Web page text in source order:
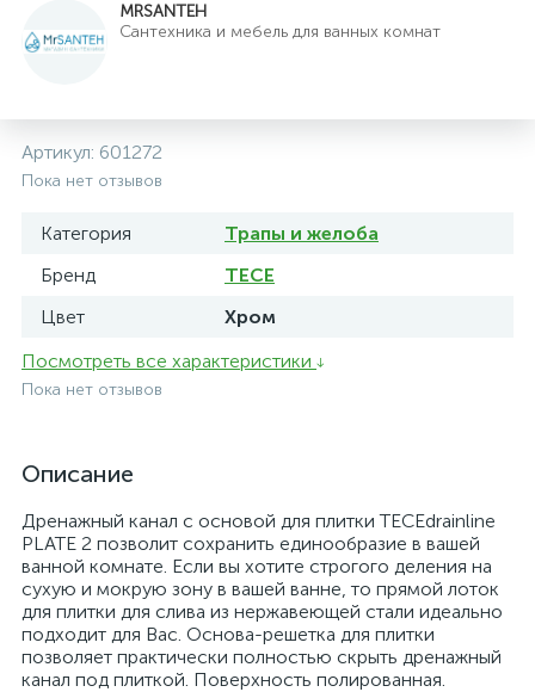
MRSANTEH
Cантехника и мебель для ванных комнат
Артикул: 601272
Пока нет отзывов
Категория
Трапы и желоба
Бренд
TECE
Цвет
Хром
Посмотреть все характеристики
Пока нет отзывов
Описание
Дренажный канал с основой для плитки TECEdrainline
PLATE 2 позволит сохранить единообразие в вашей
ванной комнате. Если вы хотите строгого деления на
сухую и мокрую зону в вашей ванне, то прямой лоток
для плитки для слива из нержавеющей стали идеально
подходит для Вас. Основа-решетка для плитки
позволяет практически полностью скрыть дренажный
канал под плиткой. Поверхность полированная.